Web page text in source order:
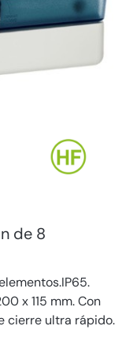
de 8
x 115 mm. Con
cierre ultra rápido.